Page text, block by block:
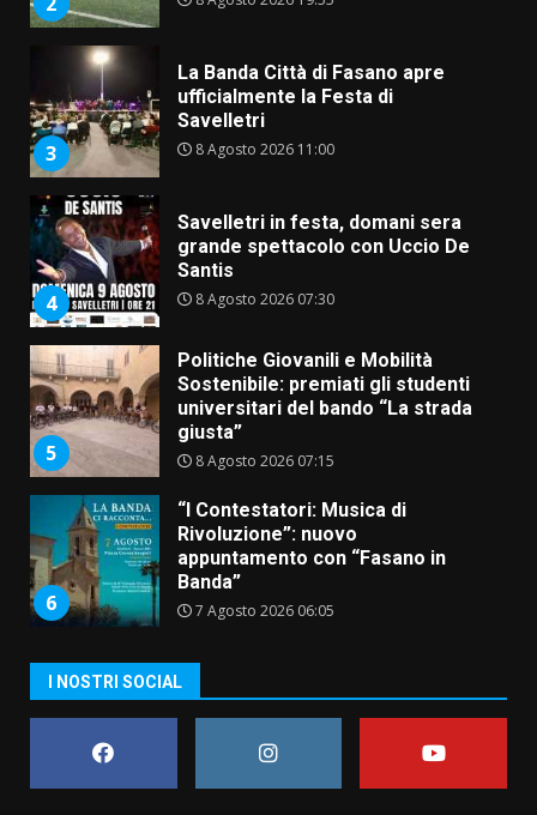
3
La Banda Città di Fasano apre
ufficialmente la Festa di
Savelletri
8 Agosto 2026 11:00
4
Savelletri in festa, domani sera
grande spettacolo con Uccio De
Santis
8 Agosto 2026 07:30
5
Politiche Giovanili e Mobilità
Sostenibile: premiati gli studenti
universitari del bando “La strada
giusta”
8 Agosto 2026 07:15
6
“I Contestatori: Musica di
Rivoluzione”: nuovo
appuntamento con “Fasano in
Banda”
7 Agosto 2026 06:05
amarezza per esclusione dal
campionato di calcio”
7 Agosto 2026 06:00
I NOSTRI SOCIAL